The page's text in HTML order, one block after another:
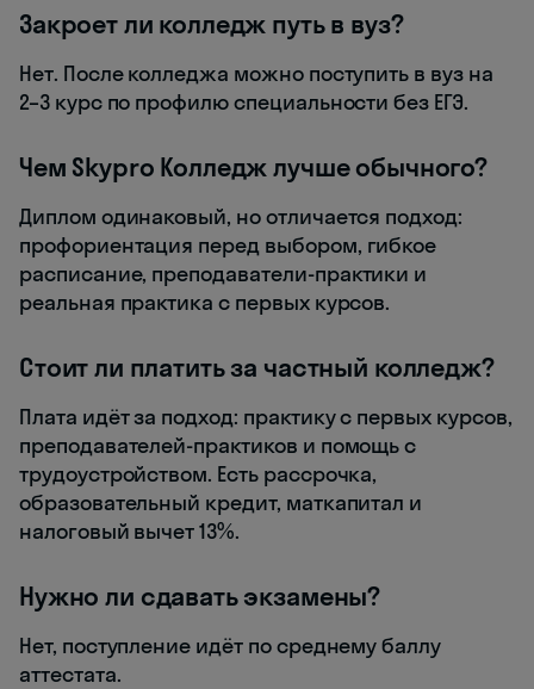
Закроет ли колледж путь в вуз?
Нет. После колледжа можно поступить в вуз на
2–3 курс по профилю специальности без ЕГЭ.
Чем Skypro Колледж лучше обычного?
Диплом одинаковый, но отличается подход:
профориентация перед выбором, гибкое
расписание, преподаватели-практики и
реальная практика с первых курсов.
Стоит ли платить за частный колледж?
Плата идёт за подход: практику с первых курсов,
преподавателей-практиков и помощь с
трудоустройством. Есть рассрочка,
образовательный кредит, маткапитал и
налоговый вычет 13%.
Нужно ли сдавать экзамены?
Нет, поступление идёт по среднему баллу
аттестата.